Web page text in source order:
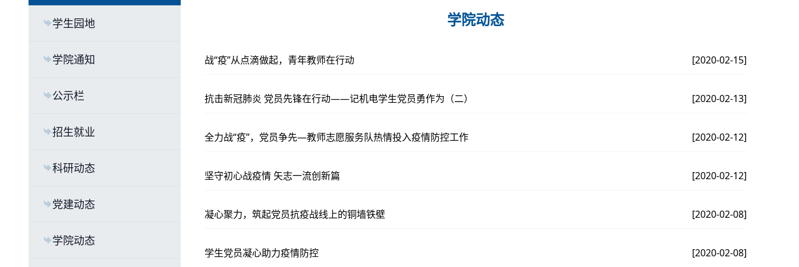
学生园地
学院通知
公示栏
招生就业
科研动态
党建动态
学院动态
学院动态
战“疫”从点滴做起，青年教师在行动 [2020-02-15]
抗击新冠肺炎 党员先锋在行动——记机电学生党员勇作为（二） [2020-02-13]
全力战“疫”，党员争先—教师志愿服务队热情投入疫情防控工作 [2020-02-12]
坚守初心战疫情 矢志一流创新篇 [2020-02-12]
凝心聚力，筑起党员抗疫战线上的铜墙铁壁 [2020-02-08]
学生党员凝心助力疫情防控 [2020-02-08]